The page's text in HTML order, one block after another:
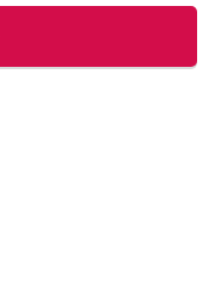
会社を辞める。翌月からの